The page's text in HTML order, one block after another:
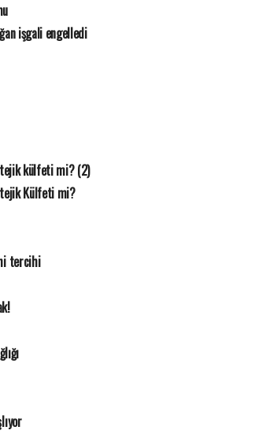
işgali engelledi
külfeti mi? (2)
Külfeti mi?
tercihi